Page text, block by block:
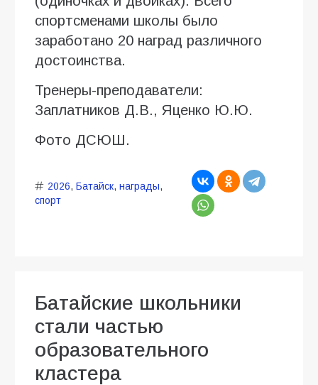
спортсменами школы было
заработано 20 наград различного
достоинства.
Тренеры-преподаватели:
Заплатников Д.В., Яценко Ю.Ю.
Фото ДСЮШ.
2026, Батайск, награды,
спорт
Батайские школьники
стали частью
образовательного
кластера